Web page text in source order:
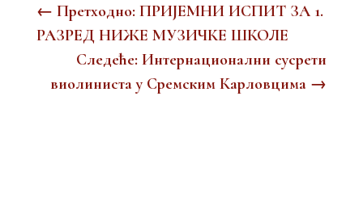
← Претходно: ПРИЈЕМНИ ИСПИТ ЗА 1.
РАЗРЕД НИЖЕ МУЗИЧКЕ ШКОЛЕ
Следеће: Интернационални сусрети
виолиниста у Сремским Карловцима →